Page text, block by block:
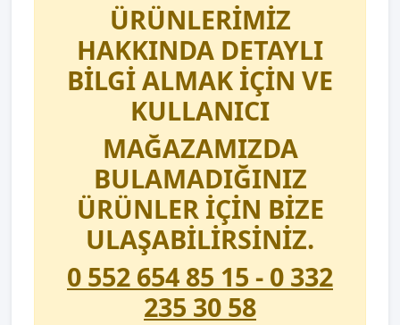
ÜRÜNLERİMİZ
HAKKINDA DETAYLI
BİLGİ ALMAK İÇİN VE
KULLANICI
MAĞAZAMIZDA
BULAMADIĞINIZ
ÜRÜNLER İÇİN BİZE
ULAŞABİLİRSİNİZ.
0 552 654 85 15 - 0 332
235 30 58